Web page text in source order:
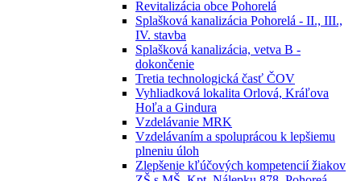
Revitalizácia obce Pohorelá
Splašková kanalizácia Pohorelá - II., III.,
IV. stavba
Splašková kanalizácia, vetva B -
dokončenie
Tretia technologická časť ČOV
Vyhliadková lokalita Orlová, Kráľova
Hoľa a Gindura
Vzdelávanie MRK
Vzdelávaním a spoluprácou k lepšiemu
plneniu úloh
Zlepšenie kľúčových kompetencií žiakov